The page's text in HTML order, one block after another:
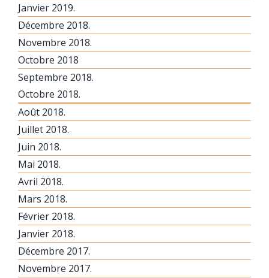
Janvier 2019.
Décembre 2018.
Novembre 2018.
Octobre 2018
Septembre 2018.
Octobre 2018.
Août 2018.
Juillet 2018.
Juin 2018.
Mai 2018.
Avril 2018.
Mars 2018.
Février 2018.
Janvier 2018.
Décembre 2017.
Novembre 2017.